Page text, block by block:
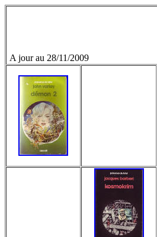
A jour au 28/11/2009